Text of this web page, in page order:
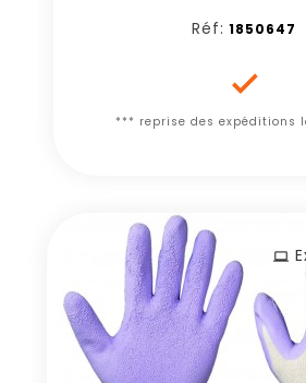
Réf: 1850647

*** reprise des expéditions